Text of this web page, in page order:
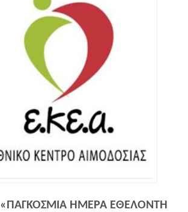
«ΠΑΓΚΟΣΜΙΑ ΗΜΕΡΑ ΕΘΕΛΟΝΤΗ